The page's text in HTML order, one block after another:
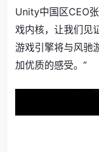
Unity中国区CEO
戏内核，让我们见
游戏引擎将与风驰
加优质的感受。”